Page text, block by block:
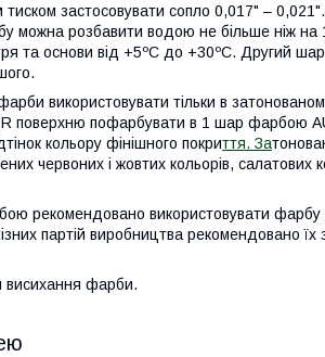
застосовувати сопло 0,017" –
можна розбавити водою не більше ніж
та основи від +5ºС до +30ºС. Другий
використовувати тільки в
поверхню пофарбувати в 1 шар фарбою
кольору фінішного покриття. За
червоних і жовтих кольорів, салатових
рекомендовано використовувати фарбу з
партій виробництва рекомендовано їх
висихання фарби.